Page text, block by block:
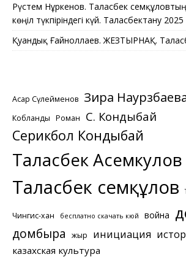
Рүстем Нұркенов. Таласбек
көңіл түкпіріндегі күй. Таласбектану
Қуандық Ғайноллаев. ЖЕЗТЫРНАҚ.
Асқар Сүлейменов Зира
Кобланды Роман С. Кондыбай
Серикбол Кондыбай
Таласбек Асемкулов
Таласбек Әсемқұлов
Чингис-хан бесплатно скачать кюй война
домбыра жыр инициация
казахская культура